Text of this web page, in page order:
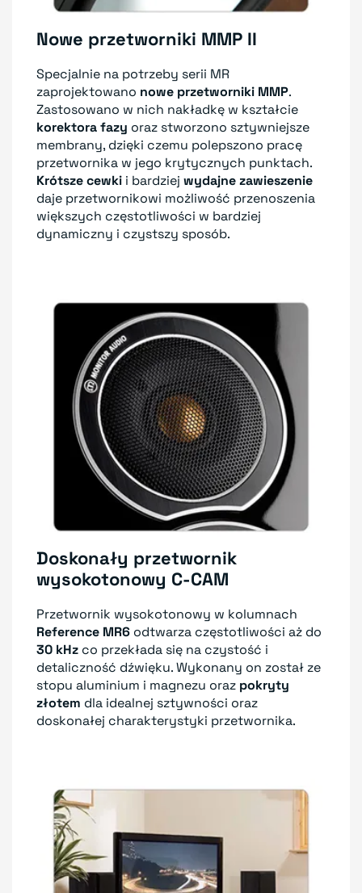
Nowe przetworniki MMP II
Specjalnie na potrzeby serii MR
zaprojektowano nowe przetworniki MMP.
Zastosowano w nich nakładkę w kształcie
korektora fazy oraz stworzono sztywniejsze
membrany, dzięki czemu polepszono pracę
przetwornika w jego krytycznych punktach.
Krótsze cewki i bardziej wydajne zawieszenie
daje przetwornikowi możliwość przenoszenia
większych częstotliwości w bardziej
dynamiczny i czystszy sposób.
Doskonały przetwornik
wysokotonowy C-CAM
Przetwornik wysokotonowy w kolumnach
Reference MR6 odtwarza częstotliwości aż do
30 kHz co przekłada się na czystość i
detaliczność dźwięku. Wykonany on został ze
stopu aluminium i magnezu oraz pokryty
złotem dla idealnej sztywności oraz
doskonałej charakterystyki przetwornika.